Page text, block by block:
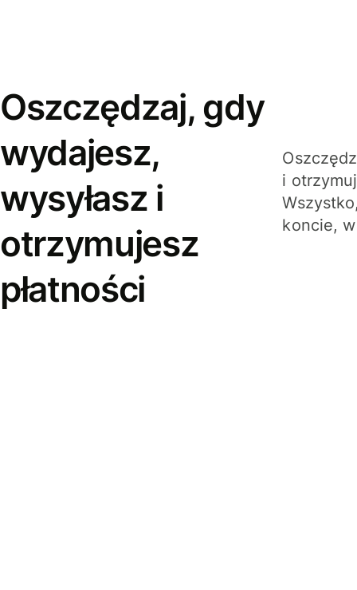
Oszczędzaj, gdy
wydajesz,
wysyłasz i
otrzymujesz
płatności
i
koncie,